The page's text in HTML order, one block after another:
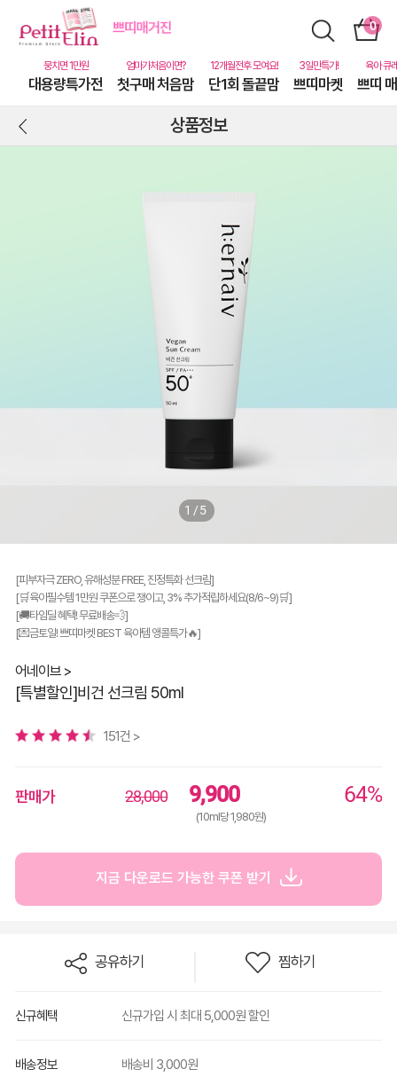
대용량특가전 첫구매 처음맘 단1회 돌끝맘 쁘띠마켓 쁘띠
상품정보
1/5
[피부자극 ZERO, 유해성분 FREE, 진정특화 선크림]
[🛒육아필수템 1만원 쿠폰으로 쟁이고, 3% 추가적립하세요(8/6~9)🛒]
[🚚타임딜 혜택! 무료배송💨]
[💌금토일! 쁘띠마켓 BEST 육아템 앵콜특가🔥]
어네이브 >
[특별할인]비건 선크림 50ml
151건 >
판매가 28,000 9,900
(10ml당 1,980원)
64%
지금 다운로드 가능한 쿠폰 받기
공유하기 찜하기
신규혜택 신규가입 시 최대 5,000원 할인
배송정보
배송비 3,000원